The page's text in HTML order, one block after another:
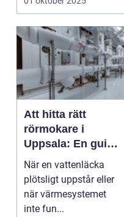
Att hitta rätt
rörmokare i
Uppsala: En guide
till VVS-tjänster
När en vattenläcka
plötsligt uppstår eller
när värmesystemet
inte fun...